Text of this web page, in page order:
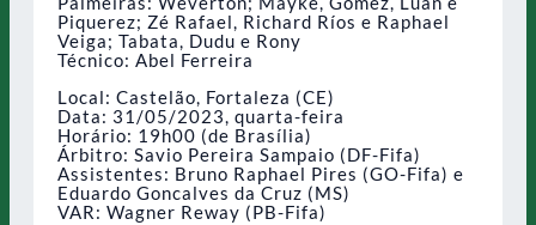
Piquerez; Zé Rafael, Richard Ríos e Raphael
Veiga; Tabata, Dudu e Rony
Técnico: Abel Ferreira
Local: Castelão, Fortaleza (CE)
Data: 31/05/2023, quarta-feira
Horário: 19h00 (de Brasília)
Árbitro: Savio Pereira Sampaio (DF-Fifa)
Assistentes: Bruno Raphael Pires (GO-Fifa) e
Eduardo Goncalves da Cruz (MS)
VAR: Wagner Reway (PB-Fifa)